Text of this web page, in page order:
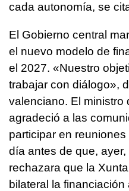
cada autonomía, se
El Gobierno central
el nuevo modelo de
el 2027. «Nuestro
trabajar con diálogo»,
valenciano. El ministro
agradeció a las
participar en
día antes de que,
rechazara que la
bilateral la financiación